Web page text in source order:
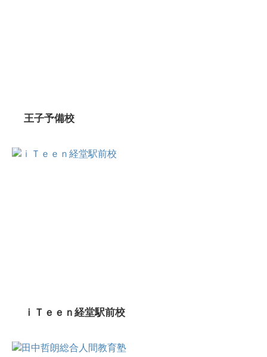
王子予備校
ｉＴｅｅｎ経堂駅前校